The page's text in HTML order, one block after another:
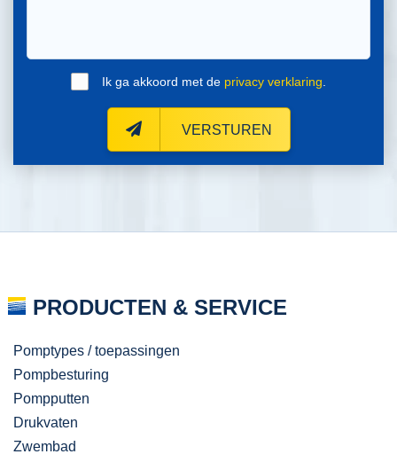
Ik ga akkoord met de privacy verklaring
VERSTUREN
PRODUCTEN & SERVICE
Pomptypes / toepassingen
Pompbesturing
Pompputten
Drukvaten
Zwembad